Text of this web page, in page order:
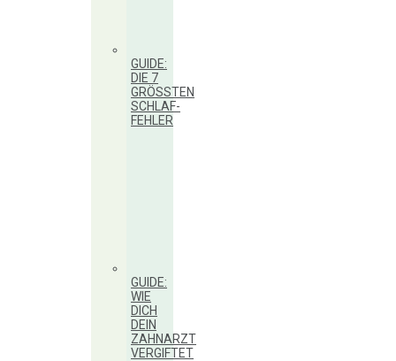
GUIDE:
DIE 7
GRÖSSTEN S
CHLAF-F
EHLER
GUIDE:
WIE
DICH
DEIN
ZAHNARZT
VERGIFTET